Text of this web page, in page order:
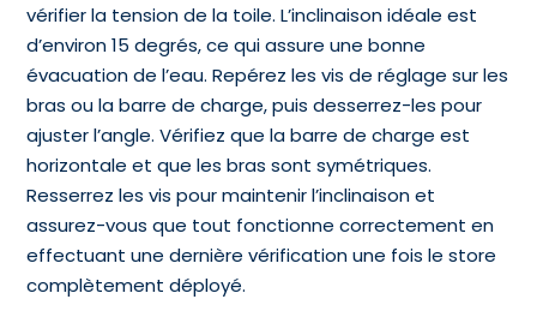
vérifier la tension de la toile. L’inclinaison idéale est
d’environ 15 degrés, ce qui assure une bonne
évacuation de l’eau. Repérez les vis de réglage sur les
bras ou la barre de charge, puis desserrez-les pour
ajuster l’angle. Vérifiez que la barre de charge est
horizontale et que les bras sont symétriques.
Resserrez les vis pour maintenir l’inclinaison et
assurez-vous que tout fonctionne correctement en
effectuant une dernière vérification une fois le store
complètement déployé.